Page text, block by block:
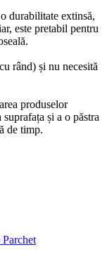
durabilitate extinsă,
este pretabil pentru
rând) și nu necesită
produselor
și a o păstra
de timp.